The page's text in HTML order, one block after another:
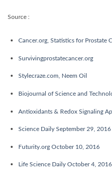
Source :
Cancer.org, Statistics for Prostate
Survivingprostatecancer.org
Stylecraze.com, Neem Oil
Biojournal of Science and
Antioxidants & Redox Signaling
Science Daily September 29, 2016
Futurity.org October 10, 2016
Life Science Daily October 4, 2016